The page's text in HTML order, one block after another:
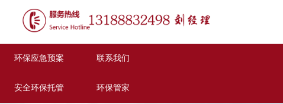
环保应急预案 联系我们
安全环保托管 环保管家